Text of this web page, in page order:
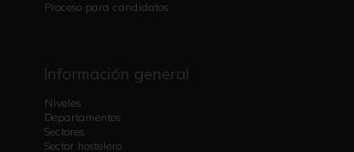
Proceso para candidatos
Información general
Niveles
Departamentos
Sectores
Sector hostelero